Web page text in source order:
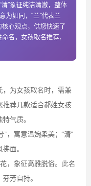
清”象征纯洁清澈，整体
为如同，“兰”代表兰
心观点，供您快速了
名，女孩取名推荐，
，为女孩取名时，需兼
推荐几款适合郝姓女孩
气质。
”，寓意温婉柔美；“清”
面。
，象征高雅脱俗。此名
芳自持。